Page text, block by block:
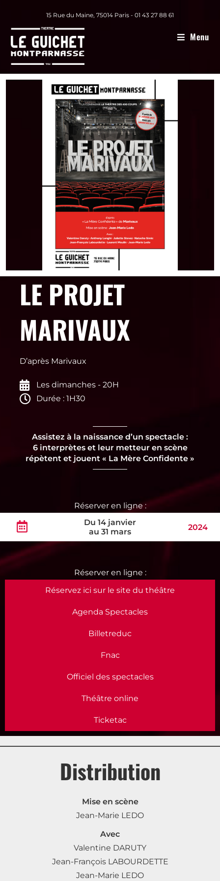
15 Rue du Maine, 75014 Paris - 01 43 27 88 61
Menu
LE PROJET
MARIVAUX
D’après Marivaux
Les dimanches - 20H
Durée : 1H30
Assistez à la naissance d’un spectacle :
6 interprètes et leur metteur en scène
répètent et jouent « La Mère Confidente »
Du 14 janvier
au 31 mars
2024
Réservez ici sur le site du théâtre
Agenda Spectacles
Billetreduc
Fnac
Officiel des spectacles
Théâtre online
Ticketac
Distribution
Mise en scène
Jean-Marie LEDO
Avec
Valentine DARUTY
Jean-François LABOURDETTE
Jean-Marie LEDO